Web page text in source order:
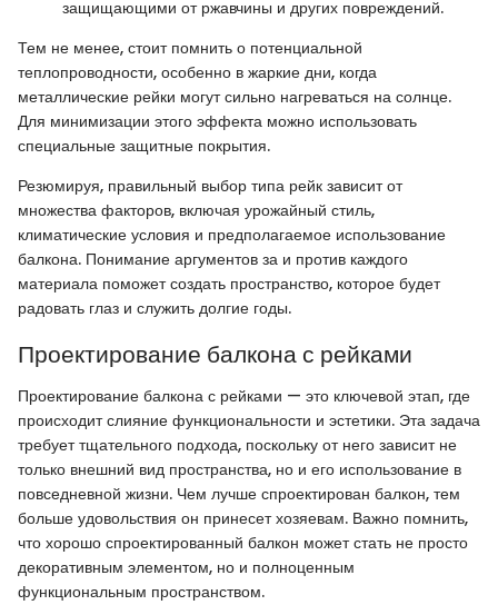
защищающими от ржавчины и других повреждений.
Тем не менее, стоит помнить о потенциальной
теплопроводности, особенно в жаркие дни, когда
металлические рейки могут сильно нагреваться на солнце.
Для минимизации этого эффекта можно использовать
специальные защитные покрытия.
Резюмируя, правильный выбор типа рейк зависит от
множества факторов, включая урожайный стиль,
климатические условия и предполагаемое использование
балкона. Понимание аргументов за и против каждого
материала поможет создать пространство, которое будет
радовать глаз и служить долгие годы.
Проектирование балкона с рейками
Проектирование балкона с рейками — это ключевой этап, где
происходит слияние функциональности и эстетики. Эта задача
требует тщательного подхода, поскольку от него зависит не
только внешний вид пространства, но и его использование в
повседневной жизни. Чем лучше спроектирован балкон, тем
больше удовольствия он принесет хозяевам. Важно помнить,
что хорошо спроектированный балкон может стать не просто
декоративным элементом, но и полноценным
функциональным пространством.